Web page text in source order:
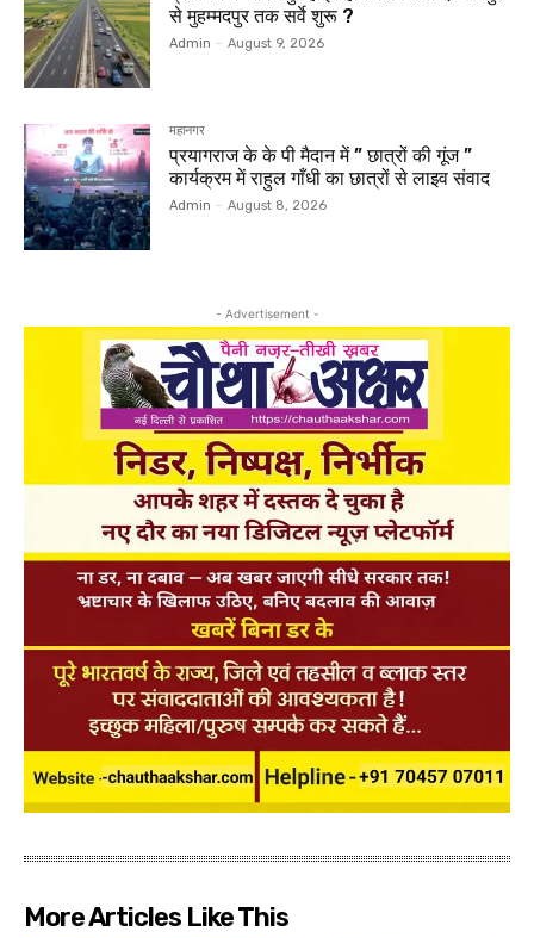
से मुहम्मदपुर तक सर्वे शुरू ?
Admin - August 9, 2026
महानगर
प्रयागराज के के पी मैदान में ” छात्रों की गूंज ”
कार्यक्रम में राहुल गाँधी का छात्रों से लाइव संवाद
Admin - August 8, 2026
- Advertisement -
More Articles Like This